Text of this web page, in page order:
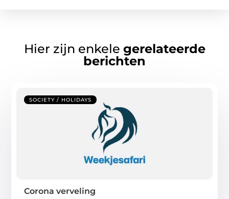
Hier zijn enkele gerelateerde
berichten
SOCIETY / HOLIDAYS
Corona verveling